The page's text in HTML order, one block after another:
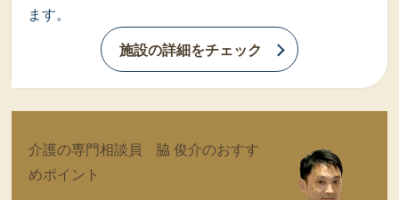
ます。
施設の詳細をチェック
介護の専門相談員 脇 俊介のおすす
めポイント